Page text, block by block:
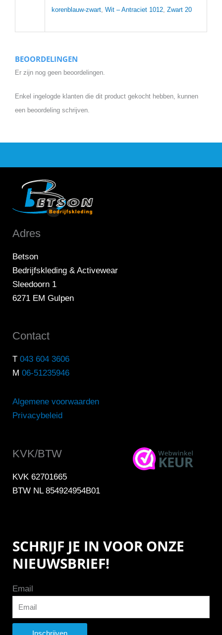
korenblauw-zwart Wit – Antraciet 1012 Zwart 20
BEOORDELINGEN
Er zijn nog geen beoordelingen.
Enkel ingelogde klanten die dit product gekocht hebben, kunnen
een beoordeling schrijven.
Adres
Betson
Bedrijfskleding & Activewear
Sleedoorn 1
6271 EM Gulpen
Contact
T 043 604 3606
M 06-51235946
Algemene voorwaarden
Privacybeleid
KVK/BTW
KVK 62701665
BTW NL 854924954B01
SCHRIJF JE IN VOOR ONZE
NIEUWSBRIEF!
Email
Inschrijven